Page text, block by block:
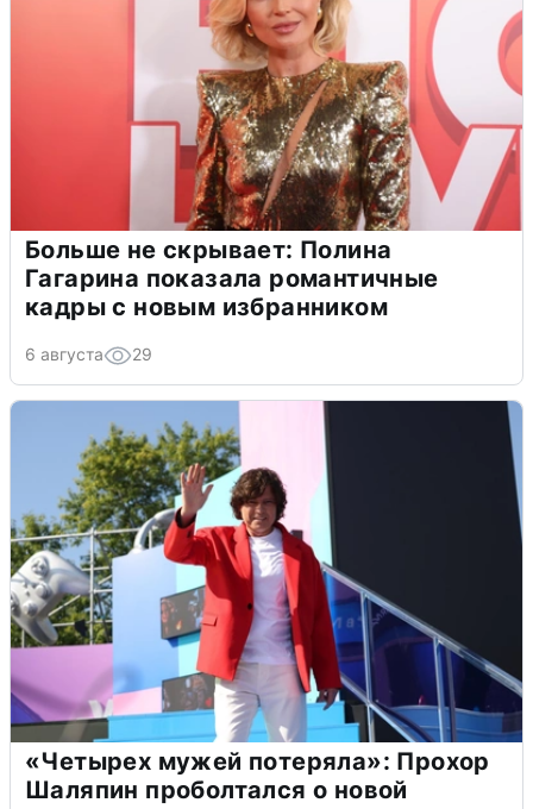
Больше не скрывает: Полина
Гагарина показала романтичные
кадры с новым избранником
6 августа 29
«Четырех мужей потеряла»: Прохор
Шаляпин проболтался о новой